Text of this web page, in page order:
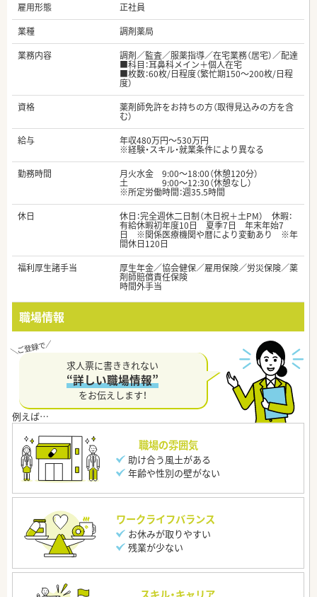
雇用形態
正社員
業種
調剤薬局
業務内容
調剤／監査／服薬指導／在宅業務（居宅）／配達
■科目：耳鼻科メイン＋個人在宅
■枚数：60枚/日程度（繁忙期150～200枚/日程
度）
資格
薬剤師免許をお持ちの方（取得見込みの方を含
む）
給与
年収480万円～530万円
※経験・スキル・就業条件により異なる
勤務時間
月火水金 9:00～18:00（休憩120分）
土 9:00～12:30（休憩なし）
※所定労働時間：週35.5時間
休日
休日：完全週休二日制（木日祝＋土PM） 休暇：
有給休暇初年度10日 夏季7日 年末年始7
日 ※関係医療機関や暦により変動あり ※年
間休日120日
福利厚生諸手当
厚生年金／協会健保／雇用保険／労災保険／薬
剤師賠償責任保険
時間外手当
職場情報
求人票に書ききれない
“詳しい職場情報”
をお伝えします！
職場の雰囲気
助け合う風土がある
年齢や性別の壁がない
ワークライフバランス
お休みが取りやすい
残業が少ない